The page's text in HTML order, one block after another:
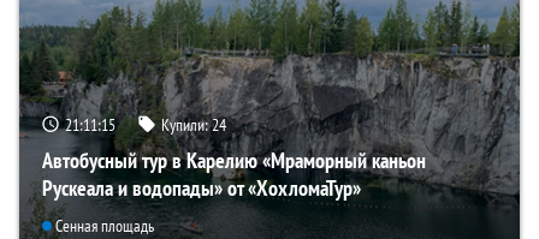
21:11:13 Купили:24
Автобусный тур в Карелию «Мраморный каньон
Рускеала и водопады» от «ХохломаТур»
Сенная площадь